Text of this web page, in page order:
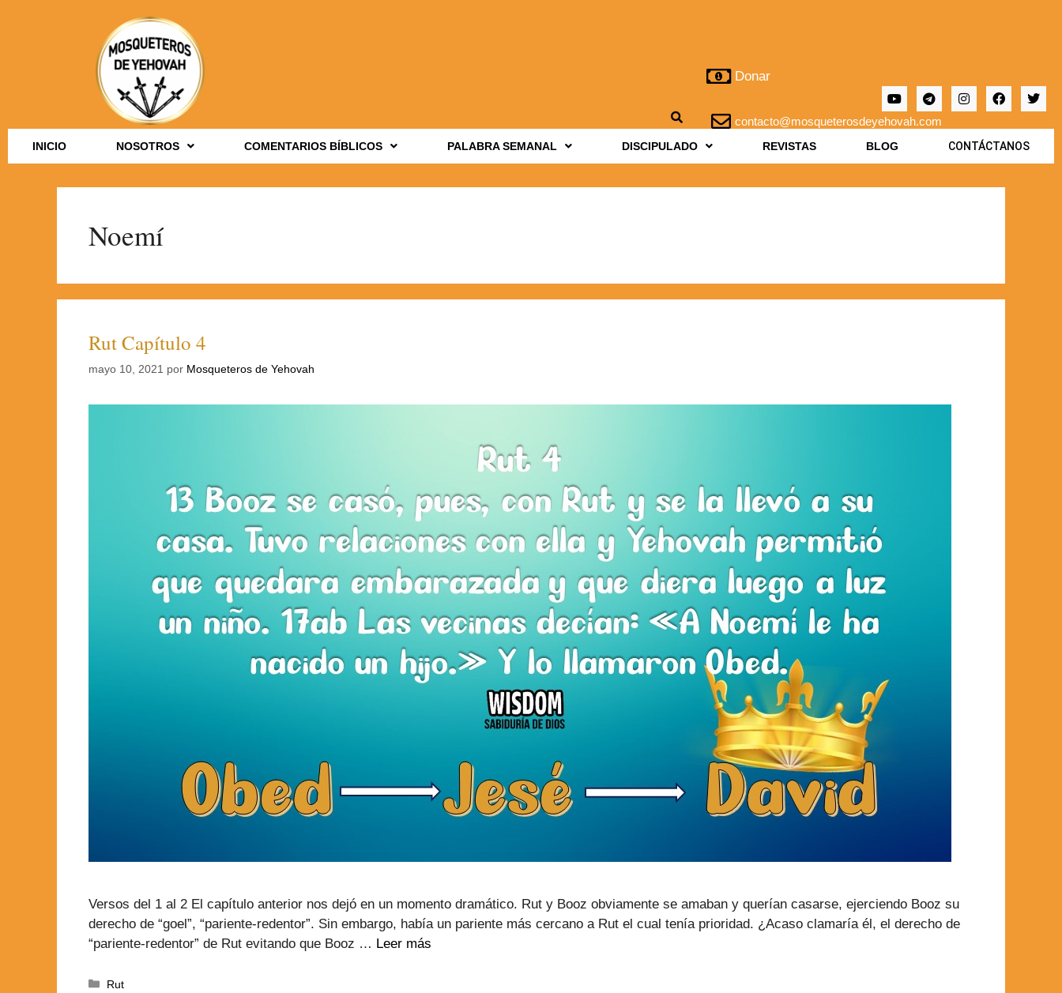
Donar
contacto@mosqueterosdeyehovah.com
INICIO NOSOTROS COMENTARIOS BÍBLICOS PALABRA SEMANAL DISCIPULADO REVISTAS BLOG CONTÁCTANOS
Noemí
Rut Capítulo 4
mayo 10, 2021 por Mosqueteros de Yehovah
Versos del 1 al 2 El capítulo anterior nos dejó en un momento dramático. Rut y Booz obviamente se amaban y querían casarse, ejerciendo Booz su
derecho de “goel”, “pariente-redentor”. Sin embargo, había un pariente más cercano a Rut el cual tenía prioridad. ¿Acaso clamaría él, el derecho de
“pariente-redentor” de Rut evitando que Booz … Leer más
Rut